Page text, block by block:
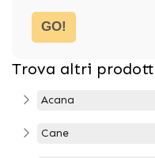
GO!
Trova altri
Acana
Cane